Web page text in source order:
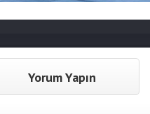
Yorum Yapın